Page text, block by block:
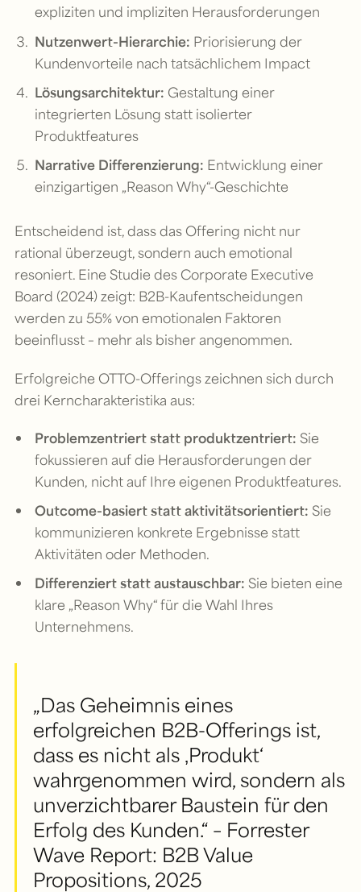
expliziten und impliziten Herausforderungen
Nutzenwert-Hierarchie: Priorisierung der
Kundenvorteile nach tatsächlichem Impact
Lösungsarchitektur: Gestaltung einer
integrierten Lösung statt isolierter
Produktfeatures
Narrative Differenzierung: Entwicklung einer
einzigartigen „Reason Why“-Geschichte
Entscheidend ist, dass das Offering nicht nur
rational überzeugt, sondern auch emotional
resoniert. Eine Studie des Corporate Executive
Board (2024) zeigt: B2B-Kaufentscheidungen
werden zu 55% von emotionalen Faktoren
beeinflusst – mehr als bisher angenommen.
Erfolgreiche OTTO-Offerings zeichnen sich durch
drei Kerncharakteristika aus:
Problemzentriert statt produktzentriert: Sie
fokussieren auf die Herausforderungen der
Kunden, nicht auf Ihre eigenen Produktfeatures.
Outcome-basiert statt aktivitätsorientiert: Sie
kommunizieren konkrete Ergebnisse statt
Aktivitäten oder Methoden.
Differenziert statt austauschbar: Sie bieten eine
klare „Reason Why“ für die Wahl Ihres
Unternehmens.
„Das Geheimnis eines
erfolgreichen B2B-Offerings ist,
dass es nicht als ‚Produkt‘
wahrgenommen wird, sondern als
unverzichtbarer Baustein für den
Erfolg des Kunden.“ – Forrester
Wave Report: B2B Value
Propositions, 2025